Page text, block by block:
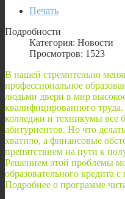
Печать
Подробности
Категория: Новости
Просмотров: 1523
В нашей стремительно
профессиональное
людьми двери в мир
квалифицированного
колледжи и техникумы все
абитуриентов. Но что
хватило, а финансовые
препятствием на пути к
Решением этой проблемы
образовательного кредита
Подробнее о программе